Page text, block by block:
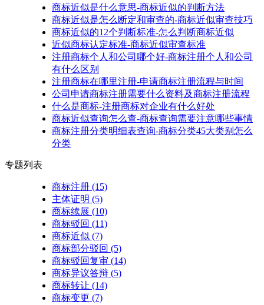
商标近似是什么意思-商标近似的判断方法
商标近似是怎么断定和审查的-商标近似审查技巧
商标近似的12个判断标准-怎么判断商标近似
近似商标认定标准-商标近似审查标准
注册商标个人和公司哪个好-商标注册个人和公司
有什么区别
注册商标在哪里注册-申请商标注册流程与时间
公司申请商标注册需要什么资料及商标注册流程
什么是商标-注册商标对企业有什么好处
商标近似查询怎么查-商标查询需要注意哪些事情
商标注册分类明细表查询-商标分类45大类别怎么
分类
专题列表
商标注册 (15)
主体证明 (5)
商标续展 (10)
商标驳回 (11)
商标近似 (7)
商标部分驳回 (5)
商标驳回复审 (14)
商标异议答辩 (5)
商标转让 (14)
商标变更 (7)